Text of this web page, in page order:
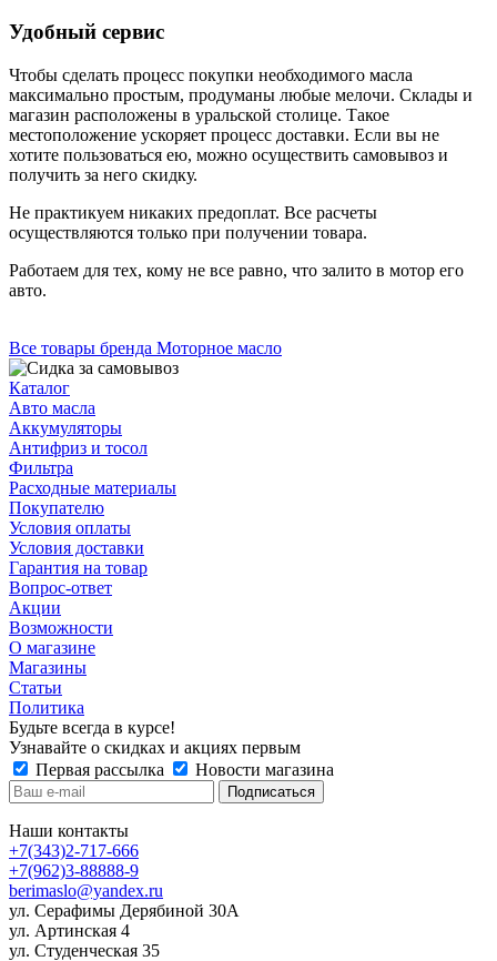
Удобный сервис
Чтобы сделать процесс покупки необходимого масла
максимально простым, продуманы любые мелочи. Склады и
магазин расположены в уральской столице. Такое
местоположение ускоряет процесс доставки. Если вы не
хотите пользоваться ею, можно осуществить самовывоз и
получить за него скидку.
Не практикуем никаких предоплат. Все расчеты
осуществляются только при получении товара.
Работаем для тех, кому не все равно, что залито в мотор его
авто.
Все товары бренда Моторное масло
Каталог
Авто масла
Аккумуляторы
Антифриз и тосол
Фильтра
Расходные материалы
Покупателю
Условия оплаты
Условия доставки
Гарантия на товар
Вопрос-ответ
Акции
Возможности
О магазине
Магазины
Статьи
Политика
Будьте всегда в курсе!
Узнавайте о скидках и акциях первым
Первая рассылка
Новости магазина
Наши контакты
+7(343)2-717-666
+7(962)3-88888-9
berimaslo@yandex.ru
ул. Серафимы Дерябиной 30А
ул. Артинская 4
ул. Студенческая 35